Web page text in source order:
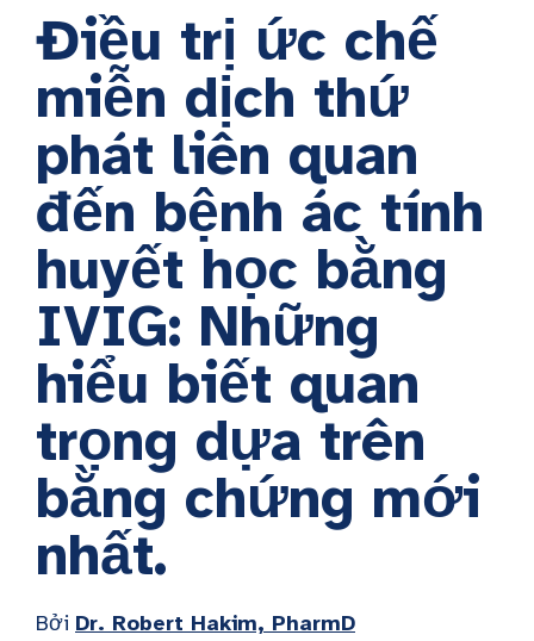
Điều trị ức chế
miễn dịch thứ
phát liên quan
đến bệnh ác tính
huyết học bằng
IVIG: Những
hiểu biết quan
trọng dựa trên
bằng chứng mới
nhất.
Bởi Dr. Robert Hakim, PharmD